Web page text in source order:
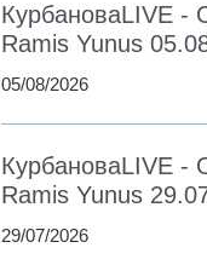
КурбановаLIVE -
Ramis Yunus
05/08/2026
КурбановаLIVE -
Ramis Yunus
29/07/2026